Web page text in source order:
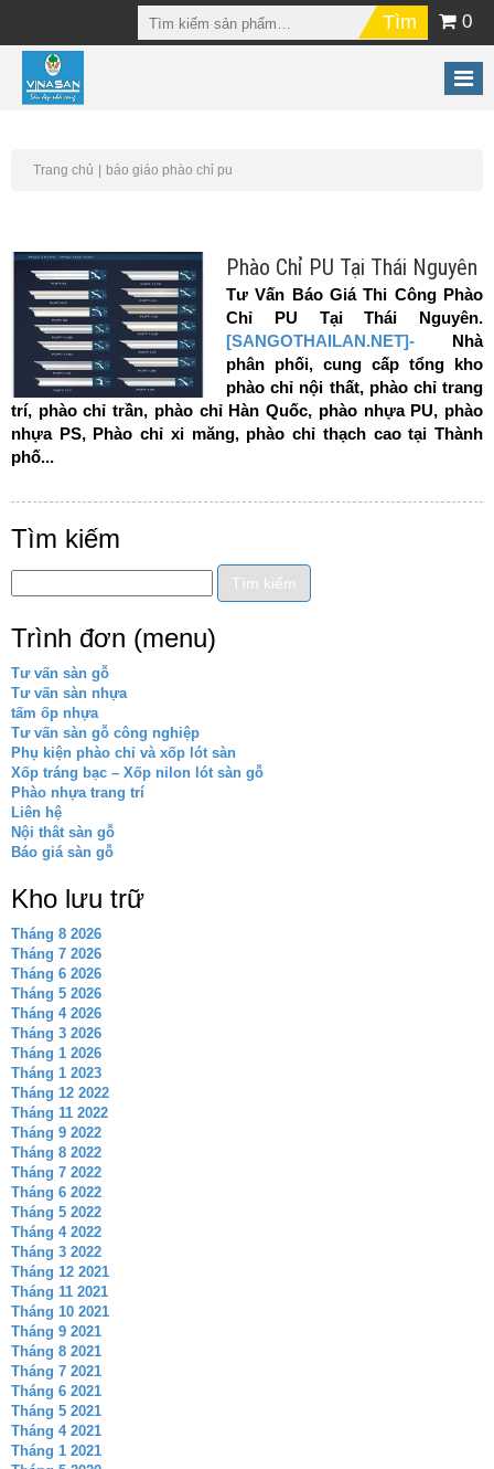
0
Trang chủ báo giáo phào chỉ pu
Phào Chỉ PU Tại Thái Nguyên
Tư Vấn Báo Giá Thi Công Phào
Chỉ PU Tại Thái Nguyên.
[SANGOTHAILAN.NET]- Nhà
phân phối, cung cấp tổng kho
phào chỉ nội thất, phào chỉ trang
trí, phào chỉ trần, phào chỉ Hàn Quốc, phào nhựa PU, phào
nhựa PS, Phào chỉ xi măng, phào chỉ thạch cao tại Thành
phố...
Tìm kiếm
Trình đơn (menu)
Tư vấn sàn gỗ
Tư vấn sàn nhựa
tấm ốp nhựa
Tư vấn sàn gỗ công nghiệp
Phụ kiện phào chỉ và xốp lót sàn
Xốp tráng bạc – Xốp nilon lót sàn gỗ
Phào nhựa trang trí
Liên hệ
Nội thât sàn gỗ
Báo giá sàn gỗ
Kho lưu trữ
Tháng 8 2026
Tháng 7 2026
Tháng 6 2026
Tháng 5 2026
Tháng 4 2026
Tháng 3 2026
Tháng 1 2026
Tháng 1 2023
Tháng 12 2022
Tháng 11 2022
Tháng 9 2022
Tháng 8 2022
Tháng 7 2022
Tháng 6 2022
Tháng 5 2022
Tháng 4 2022
Tháng 3 2022
Tháng 12 2021
Tháng 11 2021
Tháng 10 2021
Tháng 9 2021
Tháng 8 2021
Tháng 7 2021
Tháng 6 2021
Tháng 5 2021
Tháng 4 2021
Tháng 1 2021